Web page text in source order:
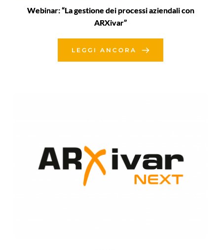
Webinar: “La gestione dei processi aziendali con
ARXivar”
LEGGI ANCORA